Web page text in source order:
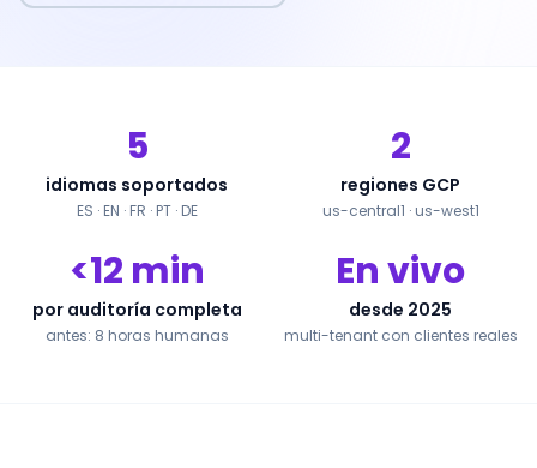
5
idiomas soportados
ES · EN · FR · PT · DE
2
regiones GCP
us-central1 · us-west1
<12 min
por auditoría completa
antes: 8 horas humanas
En vivo
desde 2025
multi-tenant con clientes reales